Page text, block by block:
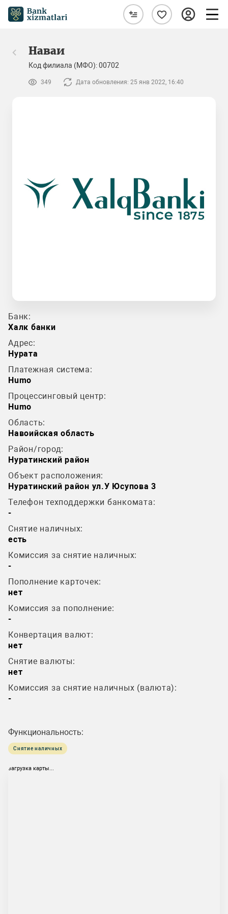
Наваи
Код филиала (МФО): 00702
349 Дата обновления: 25 янв 2022, 16:40
Банк:
Халк банки
Адрес:
Нурата
Платежная система:
Humo
Процессинговый центр:
Humo
Область:
Навоийская область
Район/город:
Нуратинский район
Объект расположения:
Нуратинский район ул.У Юсупова 3
Телефон техподдержки банкомата:
-
Снятие наличных:
есть
Комиссия за снятие наличных:
-
Пополнение карточек:
нет
Комиссия за пополнение:
-
Конвертация валют:
нет
Снятие валюты:
нет
Комиссия за снятие наличных (валюта):
-
Функциональность:
Снятие наличных
загрузка карты...